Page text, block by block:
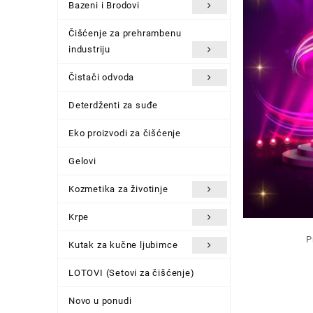
Bazeni i Brodovi
Čišćenje za prehrambenu
industriju
Čistači odvoda
Deterdženti za suđe
Eko proizvodi za čišćenje
Gelovi
Kozmetika za životinje
Krpe
Kutak za kučne ljubimce
LOTOVI (Setovi za čišćenje)
Novo u ponudi